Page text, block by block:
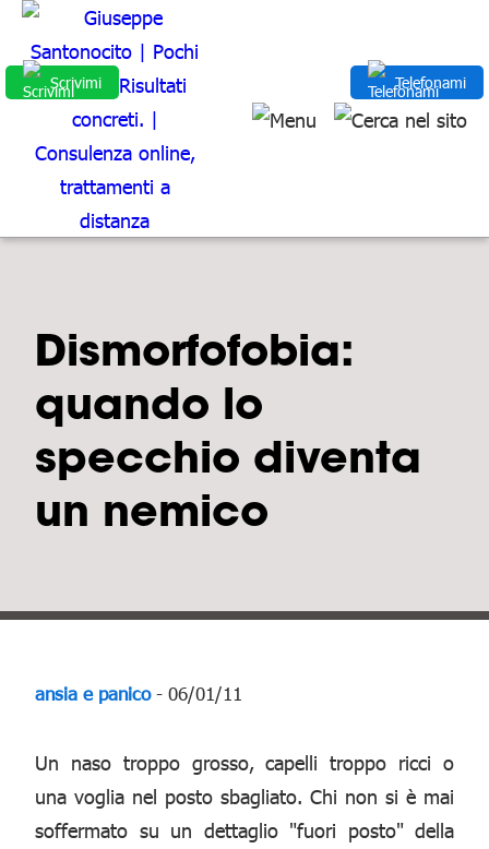
Scrivimi Telefonami
Dismorfofobia:
quando lo
specchio diventa
un nemico
ansia e panico- 06/01/11
Un naso troppo grosso, capelli troppo ricci o
una voglia nel posto sbagliato. Chi non si è mai
soffermato su un dettaglio "fuori posto" della